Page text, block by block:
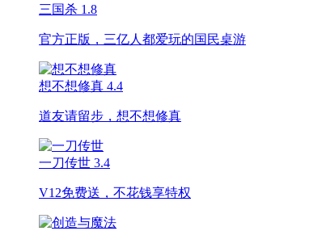
三国杀 1.8
官方正版，三亿人都爱玩的国民桌游
想不想修真 4.4
道友请留步，想不想修真
一刀传世 3.4
V12免费送，不花钱享特权